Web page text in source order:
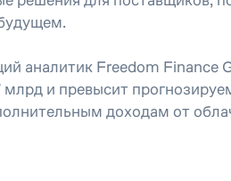
аналитик Freedom Finance
и превысит
доходам от